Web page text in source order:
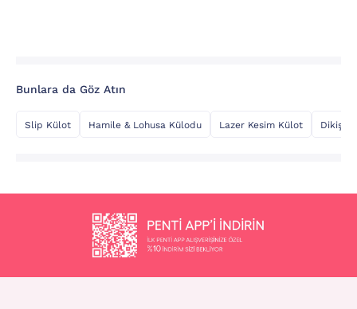
Bunlara da Göz Atın
Slip Külot Hamile & Lohusa Külodu Lazer Kesim Külot